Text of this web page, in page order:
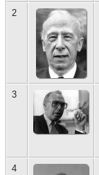
2
3
4